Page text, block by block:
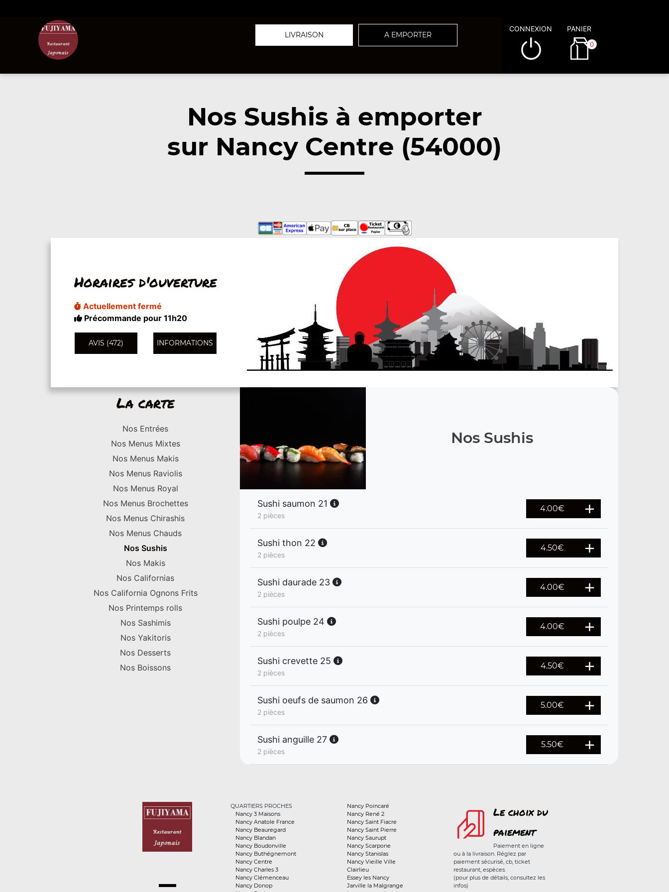
LIVRAISON A EMPORTER
CONNEXION PANIER
0
Nos Sushis à emporter
sur Nancy Centre (54000)
Horaires d'ouverture
Actuellement fermé
Précommande pour 11h20
AVIS (472) INFORMATIONS
La carte
Nos Entrées
Nos Menus Mixtes
Nos Menus Makis
Nos Menus Raviolis
Nos Menus Royal
Nos Menus Brochettes
Nos Menus Chirashis
Nos Menus Chauds
Nos Sushis
Nos Makis
Nos Californias
Nos California Ognons Frits
Nos Printemps rolls
Nos Sashimis
Nos Yakitoris
Nos Desserts
Nos Boissons
Nos Sushis
Sushi saumon 21
2 pièces
4.00€
Sushi thon 22
2 pièces
4.50€
Sushi daurade 23
2 pièces
4.00€
Sushi poulpe 24
2 pièces
4.00€
Sushi crevette 25
2 pièces
4.50€
Sushi oeufs de saumon 26
2 pièces
5.00€
Sushi anguille 27
2 pièces
5.50€
QUARTIERS PROCHES
Nancy 3 Maisons
Nancy Anatole France
Nancy Beauregard
Nancy Blandan
Nancy Boudonville
Nancy Buthégnemont
Nancy Centre
Nancy Charles 3
Nancy Clémenceau
Nancy Donop
Nancy Poincaré
Nancy René 2
Nancy Saint Fiacre
Nancy Saint Pierre
Nancy Saurupt
Nancy Scarpone
Nancy Stanislas
Nancy Vieille Ville
Clairlieu
Essey les Nancy
Jarville la Malgrange
Le choix du
paiement
Paiement en ligne
ou à la livraison. Réglez par
paiement sécurisé, cb, ticket
restaurant, espèces.
(pour plus de détails, consultez les
infos)